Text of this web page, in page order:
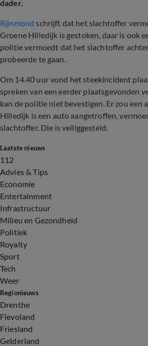
dader.
Rijnmond schrijft dat het slachtoffer
Groene Hilledijk is gestoken, daar is ook
politie vermoedt dat het slachtoffer
probeerde te gaan.
Om 14.40 uur vond het steekincident
spreken van een eerder plaatsgevonden
kan de politie niet bevestigen. Er zou een
Hilledijk is een auto aangetroffen,
slachtoffer. Die is veiliggesteld.
Laatste nieuws
112
Advies & Tips
Economie
Entertainment
Infrastructuur
Milieu en Gezondheid
Politiek
Royalty
Sport
Tech
Weer
Regionieuws
Drenthe
Flevoland
Friesland
Gelderland